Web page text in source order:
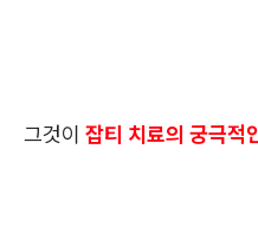
그것이 잡티 치료의 궁극적